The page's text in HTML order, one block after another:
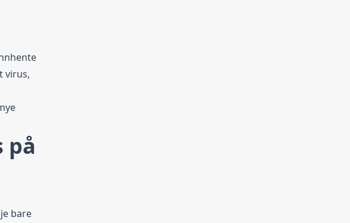
virus,
på
bare